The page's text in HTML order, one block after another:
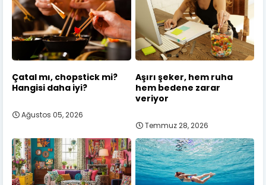
Çatal mı, chopstick mi?
Hangisi daha iyi?
Ağustos 05, 2026
Aşırı şeker, hem ruha
hem bedene zarar
veriyor
Temmuz 28, 2026